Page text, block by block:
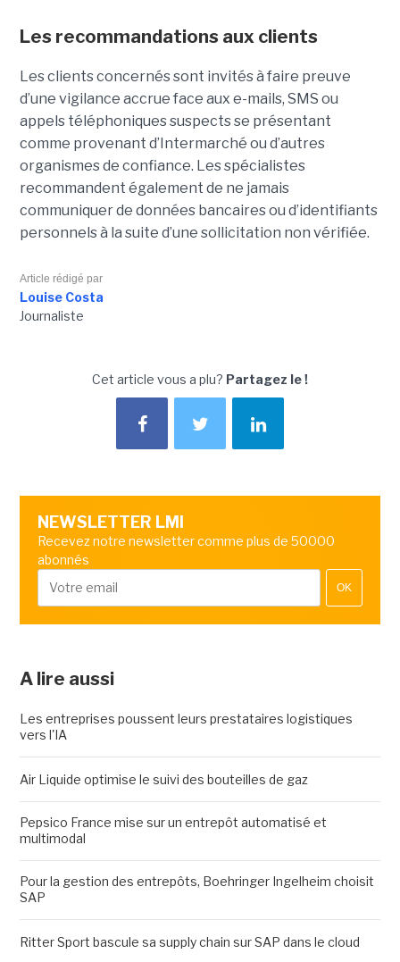
Les recommandations aux clients
Les clients concernés sont invités à faire preuve
d’une vigilance accrue face aux e-mails, SMS ou
appels téléphoniques suspects se présentant
comme provenant d’Intermarché ou d’autres
organismes de confiance. Les spécialistes
recommandent également de ne jamais
communiquer de données bancaires ou d’identifiants
personnels à la suite d’une sollicitation non vérifiée.
Article rédigé par
Louise Costa
Journaliste
Cet article vous a plu? Partagez le !
NEWSLETTER LMI
Recevez notre newsletter comme plus de 50000
abonnés
OK
A lire aussi
Les entreprises poussent leurs prestataires logistiques
vers l'IA
Air Liquide optimise le suivi des bouteilles de gaz
Pepsico France mise sur un entrepôt automatisé et
multimodal
Pour la gestion des entrepôts, Boehringer Ingelheim choisit
SAP
Ritter Sport bascule sa supply chain sur SAP dans le cloud